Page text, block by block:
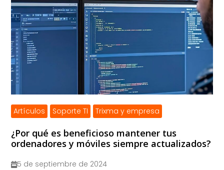
Artículos Soporte TI Trixma y empresa
¿Por qué es beneficioso mantener tus
ordenadores y móviles siempre actualizados?
5 de septiembre de 2024